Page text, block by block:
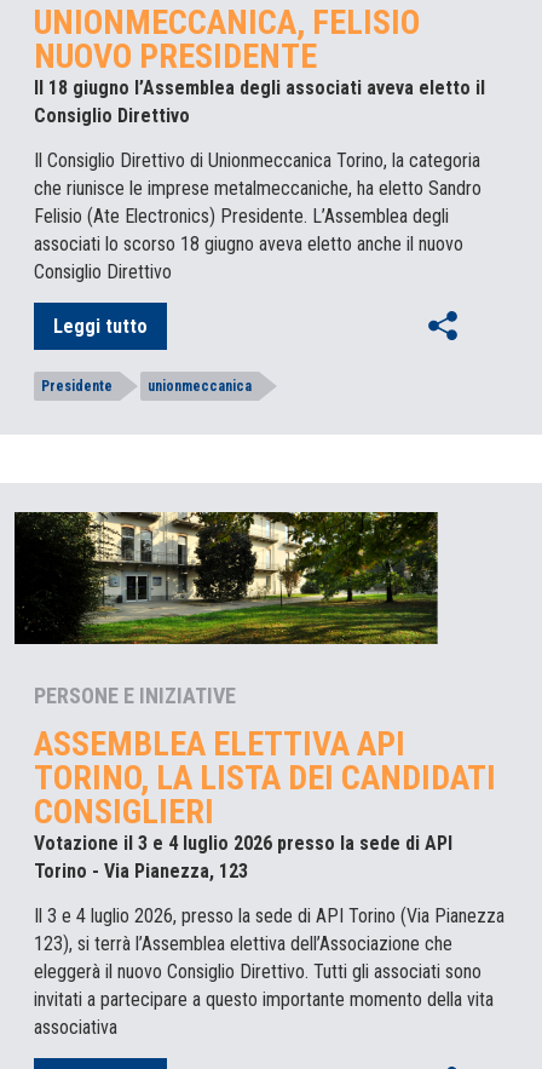
UNIONMECCANICA, FELISIO
NUOVO PRESIDENTE
Il 18 giugno l’Assemblea degli associati aveva eletto il
Consiglio Direttivo
Il Consiglio Direttivo di Unionmeccanica Torino, la categoria
che riunisce le imprese metalmeccaniche, ha eletto Sandro
Felisio (Ate Electronics) Presidente. L’Assemblea degli
associati lo scorso 18 giugno aveva eletto anche il nuovo
Consiglio Direttivo
Leggi tutto
Presidente unionmeccanica
PERSONE E INIZIATIVE
ASSEMBLEA ELETTIVA API
TORINO, LA LISTA DEI CANDIDATI
CONSIGLIERI
Votazione il 3 e 4 luglio 2026 presso la sede di API
Torino - Via Pianezza, 123
Il 3 e 4 luglio 2026, presso la sede di API Torino (Via Pianezza
123), si terrà l’Assemblea elettiva dell’Associazione che
eleggerà il nuovo Consiglio Direttivo. Tutti gli associati sono
invitati a partecipare a questo importante momento della vita
associativa